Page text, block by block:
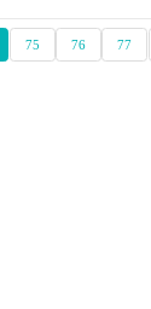
75 76 77